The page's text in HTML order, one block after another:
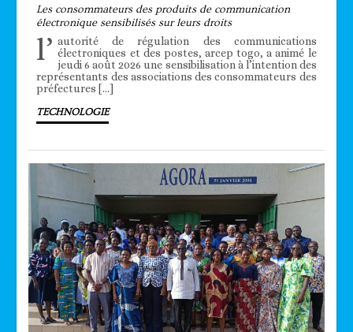
Les consommateurs des produits de communication
électronique sensibilisés sur leurs droits
l’ autorité de régulation des communications
électroniques et des postes, arcep togo, a animé le
jeudi 6 août 2026 une sensibilisation à l’intention des
représentants des associations des consommateurs des
préfectures […]
TECHNOLOGIE